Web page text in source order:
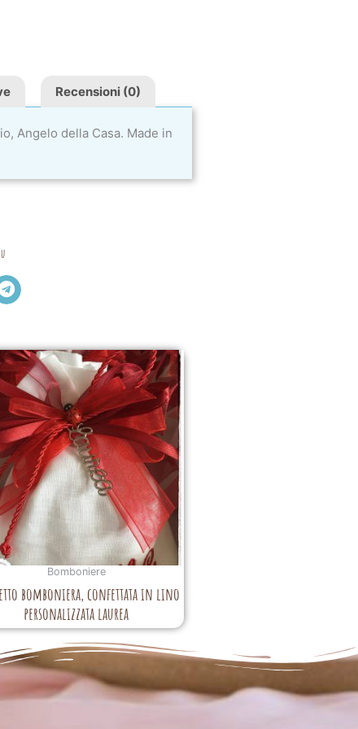
Recensioni (0)
Angelo della Casa. Made in
Bomboniere
bomboniera, confettata in lino
personalizzata laurea